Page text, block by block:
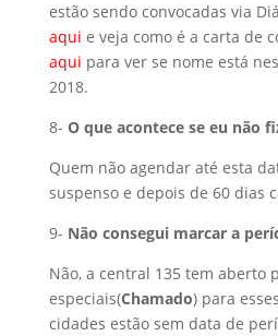
estão sendo convocadas via
aqui e veja como é a carta de
aqui para ver se nome está
2018.
8- O que acontece se eu não
Quem não agendar até esta
suspenso e depois de 60 dias
9- Não consegui marcar a
Não, a central 135 tem aberto
especiais(Chamado) para
cidades estão sem data de